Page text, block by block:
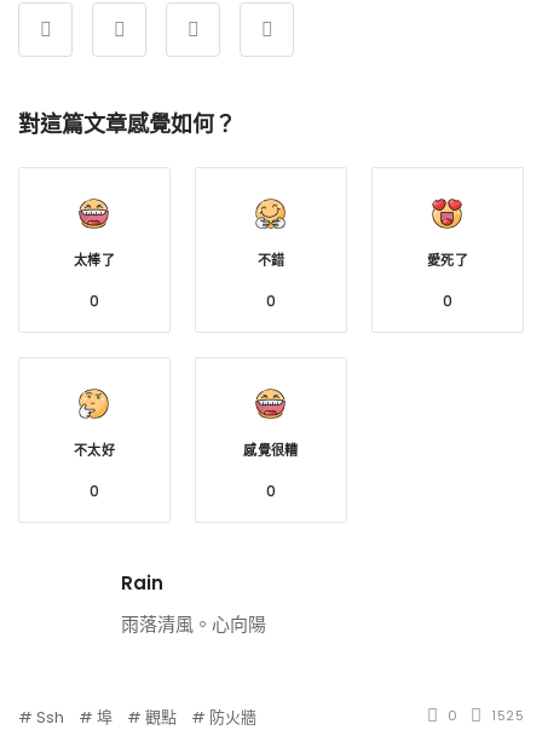
對這篇文章感覺如何？
太棒了
0
不錯
0
愛死了
0
不太好
0
感覺很糟
0
Rain
雨落清風。心向陽
Ssh 埠 觀點 防火牆 0 1525